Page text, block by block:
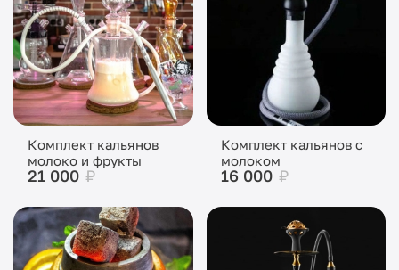
Комплект кальянов
молоко и фрукты
21 000 ₽
Комплект кальянов с
молоком
16 000 ₽